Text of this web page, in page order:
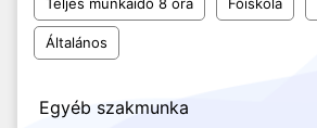
Általános
Egyéb szakmunka